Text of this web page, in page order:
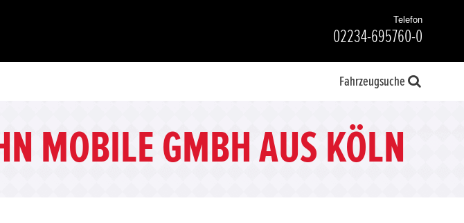
Telefon
02234-695760-0
Fahrzeugsuche
MOBILE GMBH AUS KÖLN